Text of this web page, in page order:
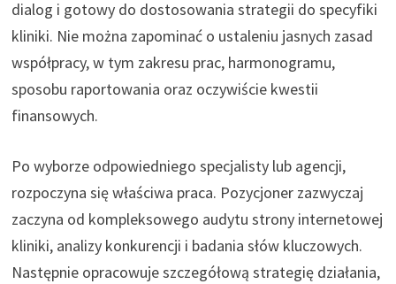
dialog i gotowy do dostosowania strategii do specyfiki
kliniki. Nie można zapominać o ustaleniu jasnych zasad
współpracy, w tym zakresu prac, harmonogramu,
sposobu raportowania oraz oczywiście kwestii
finansowych.
Po wyborze odpowiedniego specjalisty lub agencji,
rozpoczyna się właściwa praca. Pozycjoner zazwyczaj
zaczyna od kompleksowego audytu strony internetowej
kliniki, analizy konkurencji i badania słów kluczowych.
Następnie opracowuje szczegółową strategię działania,